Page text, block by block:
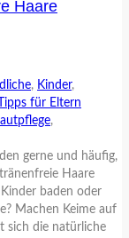
Haare
, Kinder,
Tipps für Eltern
,
gerne und häufig,
Haare
baden oder
Machen Keime auf
sich die natürliche